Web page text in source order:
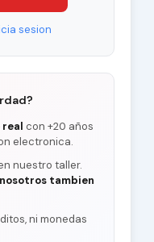
sesion
con +20 años
electronica.
nuestro taller.
tambien
ni monedas